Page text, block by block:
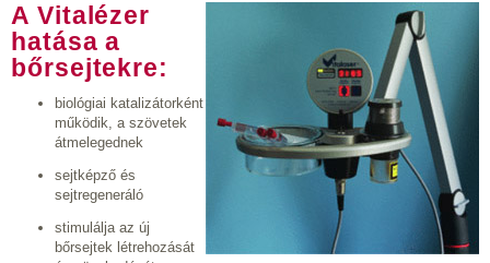
A Vitalézer
hatása a
bőrsejtekre:
biológiai katalizátorként
működik, a szövetek
átmelegednek
sejtképző és
sejtregeneráló
stimulálja az új
bőrsejtek létrehozását